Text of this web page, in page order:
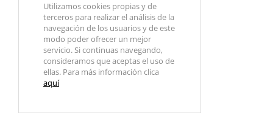
Utilizamos cookies propias y de
terceros para realizar el análisis de la
navegación de los usuarios y de este
modo poder ofrecer un mejor
servicio. Si continuas navegando,
consideramos que aceptas el uso de
ellas. Para más información clica
aquí